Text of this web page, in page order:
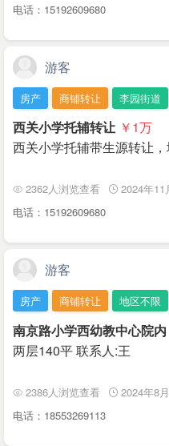
电话：15192609680
游客
房产 商铺转让 李园街道
西关小学托辅转让 ￥1万
西关小学托辅带生源转让
2362人浏览查看 2024年11
电话：15192609680
游客
房产 商铺转让 地区不限
南京路小学西幼教中心院内
两层140平 联系人:王
2386人浏览查看 2024年8
电话：18553269113